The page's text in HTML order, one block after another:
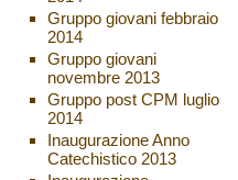
Gruppo giovani febbraio
2014
Gruppo giovani
novembre 2013
Gruppo post CPM luglio
2014
Inaugurazione Anno
Catechistico 2013